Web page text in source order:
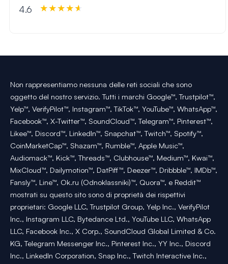
4.6
Non rappresentiamo nessuna delle reti sociali che sono
oggetto del nostro servizio. Tutti i marchi Google™, Trustpilot™,
Yelp™, VerifyPilot™, Instagram™, TikTok™, YouTube™, WhatsApp™,
Facebook™, X-Twitter™, SoundCloud™, Telegram™, Pinterest™,
Likee™, Discord™, LinkedIn™, Snapchat™, Twitch™, Spotify™,
CoinMarketCap™, Shazam™, Rumble™, Apple Music™,
Audiomack™, Kick™, Threads™, Clubhouse™, Medium™, Kwai™,
MixCloud™, Dailymotion™, DatPiff™, Deezer™, Dribbble™, IMDb™,
Fansly™, Line™, Ok.ru (Odnoklassniki)™, Quora™, e Reddit™
mostrati su questo sito sono di proprietà dei rispettivi
proprietari: Google LLC, Trustpilot Group, Yelp Inc., VerifyPilot
Inc., Instagram LLC, Bytedance Ltd., YouTube LLC, WhatsApp
LLC, Facebook Inc., X Corp., SoundCloud Global Limited & Co.
KG, Telegram Messenger Inc., Pinterest Inc., YY Inc., Discord
Inc., LinkedIn Corporation, Snap Inc., Twitch Interactive Inc.,